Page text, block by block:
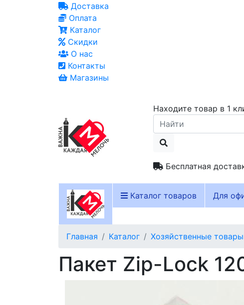
Доставка
Оплата
Каталог
Скидки
О нас
Контакты
Магазины
Находите товар в 1
Бесплатная
Каталог товаров Для
Главная Каталог Хозяйственные товары
Пакет Zip-Lock